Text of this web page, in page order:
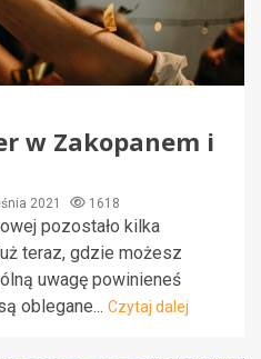
w Zakopanem i
2021 1618
pozostało kilka
teraz, gdzie możesz
uwagę powinieneś
oblegane... Czytaj dalej